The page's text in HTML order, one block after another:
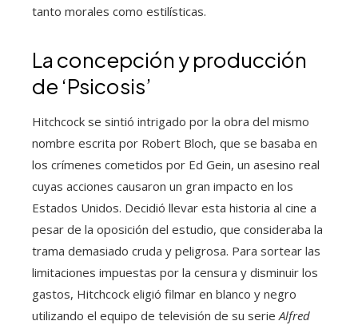
tanto morales como estilísticas.
La concepción y producción
de ‘Psicosis’
Hitchcock se sintió intrigado por la obra del mismo
nombre escrita por Robert Bloch, que se basaba en
los crímenes cometidos por Ed Gein, un asesino real
cuyas acciones causaron un gran impacto en los
Estados Unidos. Decidió llevar esta historia al cine a
pesar de la oposición del estudio, que consideraba la
trama demasiado cruda y peligrosa. Para sortear las
limitaciones impuestas por la censura y disminuir los
gastos, Hitchcock eligió filmar en blanco y negro
utilizando el equipo de televisión de su serieAlfred